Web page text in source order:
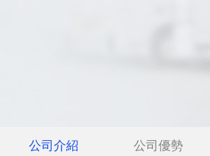
公司介紹 公司優勢